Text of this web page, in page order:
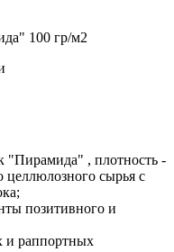
100 гр/м2
"Пирамида" , плотность -
целлюлозного сырья с
позитивного и
и раппортных